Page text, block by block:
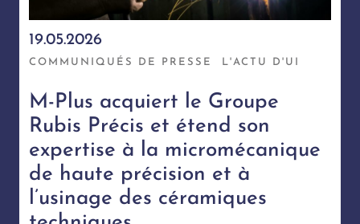
19.05.2026
COMMUNIQUÉS DE PRESSE L'ACTU D'UI
M-Plus acquiert le Groupe
Rubis Précis et étend son
expertise à la micromécanique
de haute précision et à
l’usinage des céramiques